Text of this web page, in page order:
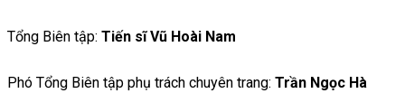
Tổng Biên tập: Tiến sĩ Vũ Hoài Nam
Phó Tổng Biên tập phụ trách chuyên trang: Trần Ngọc Hà